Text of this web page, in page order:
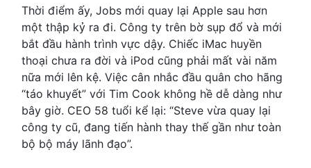
Thời điểm ấy, Jobs mới quay lại Apple sau hơn
một thập kỷ ra đi. Công ty trên bờ sụp đổ và mới
bắt đầu hành trình vực dậy. Chiếc iMac huyền
thoại chưa ra đời và iPod cũng phải mất vài năm
nữa mới lên kệ. Việc cân nhắc đầu quân cho hãng
“táo khuyết” với Tim Cook không hề dễ dàng như
bây giờ. CEO 58 tuổi kể lại: “Steve vừa quay lại
công ty cũ, đang tiến hành thay thế gần như toàn
bộ bộ máy lãnh đạo”.